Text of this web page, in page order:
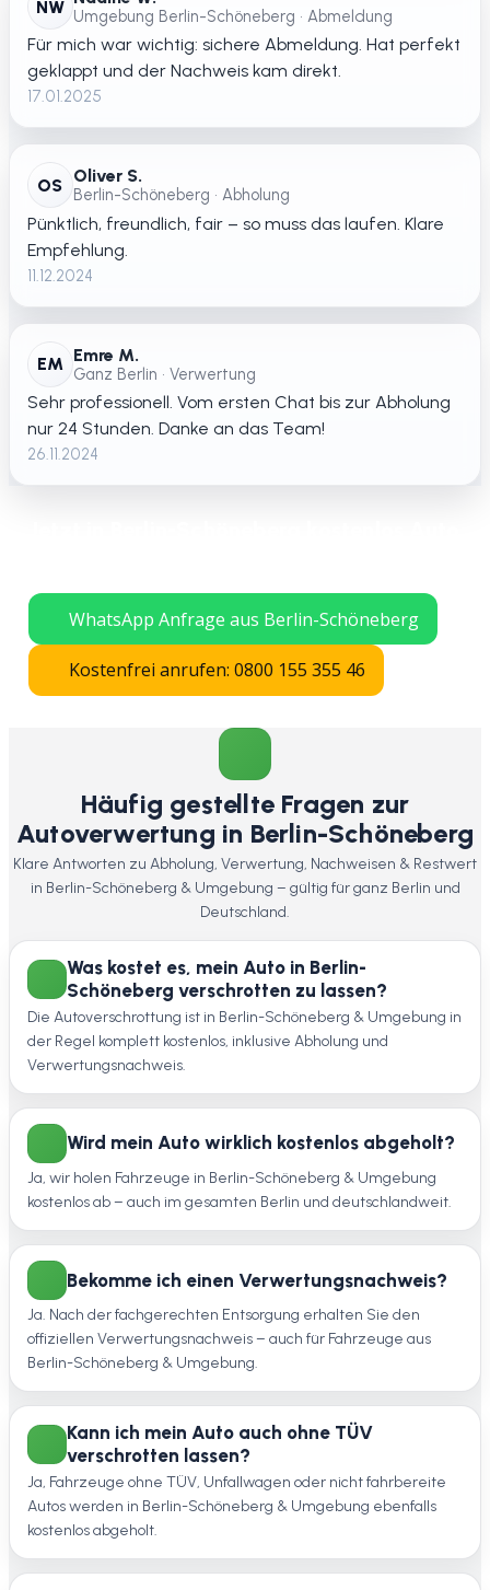
NW Umgebung Berlin-Schöneberg • Abmeldung
Für mich war wichtig: sichere Abmeldung. Hat perfekt
geklappt und der Nachweis kam direkt.
17.01.2025
OS Oliver S.
Berlin-Schöneberg • Abholung
Pünktlich, freundlich, fair – so muss das laufen. Klare
Empfehlung.
11.12.2024
EM Emre M.
Ganz Berlin • Verwertung
Sehr professionell. Vom ersten Chat bis zur Abholung
nur 24 Stunden. Danke an das Team!
26.11.2024
WhatsApp Anfrage aus Berlin-Schöneberg
Kostenfrei anrufen: 0800 155 355 46
Häufig gestellte Fragen zur
Autoverwertung in Berlin-Schöneberg
Klare Antworten zu Abholung, Verwertung, Nachweisen & Restwert
in Berlin-Schöneberg & Umgebung – gültig für ganz Berlin und
Deutschland.
Was kostet es, mein Auto in Berlin-
Schöneberg verschrotten zu lassen?
Die Autoverschrottung ist in Berlin-Schöneberg & Umgebung in
der Regel komplett kostenlos, inklusive Abholung und
Verwertungsnachweis.
Wird mein Auto wirklich kostenlos abgeholt?
Ja, wir holen Fahrzeuge in Berlin-Schöneberg & Umgebung
kostenlos ab – auch im gesamten Berlin und deutschlandweit.
Bekomme ich einen Verwertungsnachweis?
Ja. Nach der fachgerechten Entsorgung erhalten Sie den
offiziellen Verwertungsnachweis – auch für Fahrzeuge aus
Berlin-Schöneberg & Umgebung.
Kann ich mein Auto auch ohne TÜV
verschrotten lassen?
Ja, Fahrzeuge ohne TÜV, Unfallwagen oder nicht fahrbereite
Autos werden in Berlin-Schöneberg & Umgebung ebenfalls
kostenlos abgeholt.